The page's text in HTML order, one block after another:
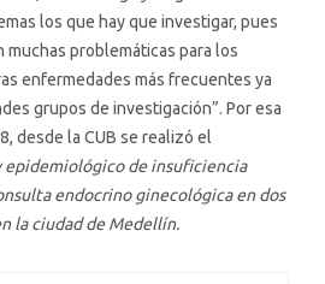
los que hay que investigar, pues
muchas problemáticas para los
enfermedades más frecuentes ya
grupos de investigación”. Por esa
desde la CUB se realizó el
epidemiológico de insuficiencia
endocrino ginecológica en dos
la ciudad de Medellín.